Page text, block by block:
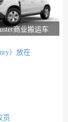
商业搬运车
）放在
员